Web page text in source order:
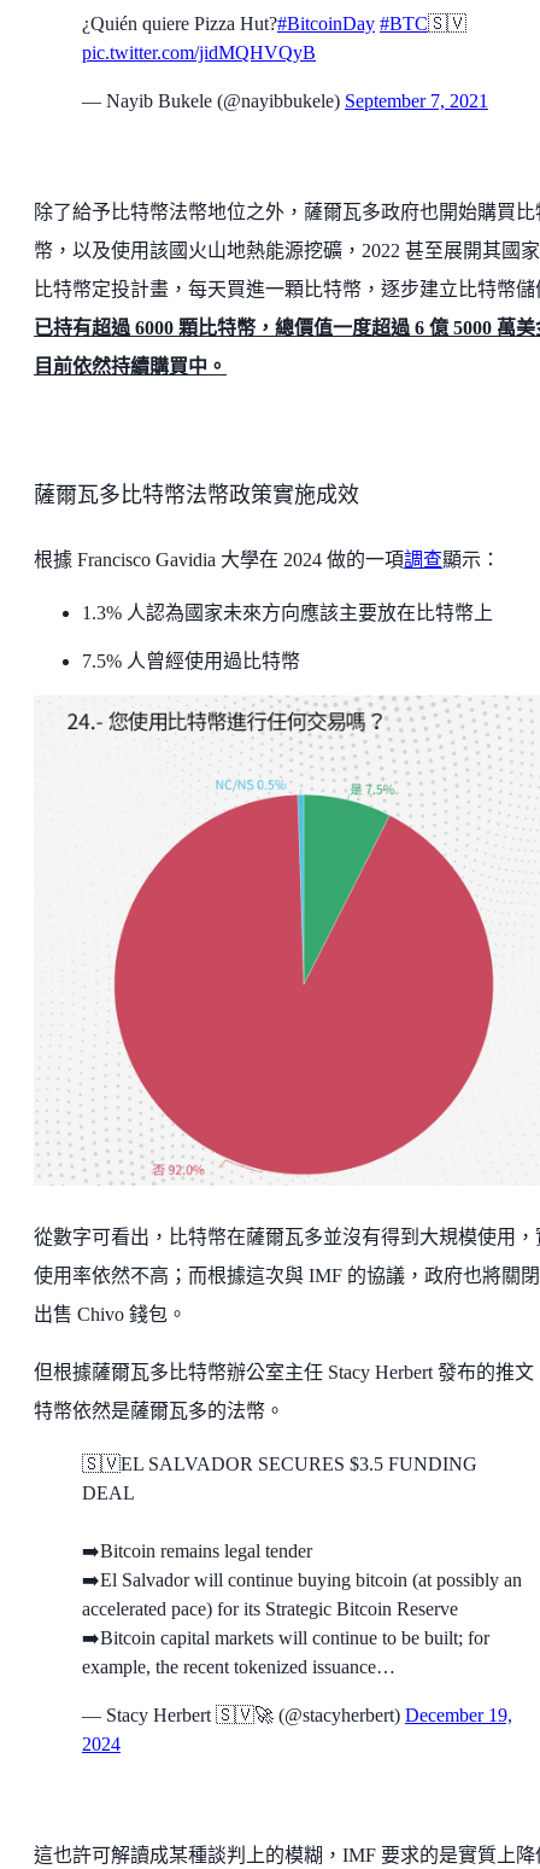
¿Quién quiere Pizza Hut?#BitcoinDay #BTC🇸🇻
pic.twitter.com/jidMQHVQyB
— Nayib Bukele (@nayibbukele) September 7, 2021
除了給予比特幣法幣地位之外，薩爾瓦多政府也開始購買比
幣，以及使用該國火山地熱能源挖礦，2022 甚至展開其國
比特幣定投計畫，每天買進一顆比特幣，逐步建立比特幣儲
已持有超過 6000 顆比特幣，總價值一度超過 6 億 5000 萬美
目前依然持續購買中。
薩爾瓦多比特幣法幣政策實施成效
根據 Francisco Gavidia 大學在 2024 做的一項調查顯示：
1.3% 人認為國家未來方向應該主要放在比特幣上
7.5% 人曾經使用過比特幣
從數字可看出，比特幣在薩爾瓦多並沒有得到大規模使用，
使用率依然不高；而根據這次與 IMF 的協議，政府也將關
出售 Chivo 錢包。
但根據薩爾瓦多比特幣辦公室主任 Stacy Herbert 發布的推文
特幣依然是薩爾瓦多的法幣。
🇸🇻EL SALVADOR SECURES $3.5 FUNDING
DEAL
➡️Bitcoin remains legal tender
➡️El Salvador will continue buying bitcoin (at possibly an
accelerated pace) for its Strategic Bitcoin Reserve
➡️Bitcoin capital markets will continue to be built; for
example, the recent tokenized issuance…
— Stacy Herbert 🇸🇻🚀 (@stacyherbert) December 19,
2024
這也許可解讀成某種談判上的模糊，IMF 要求的是實質上降